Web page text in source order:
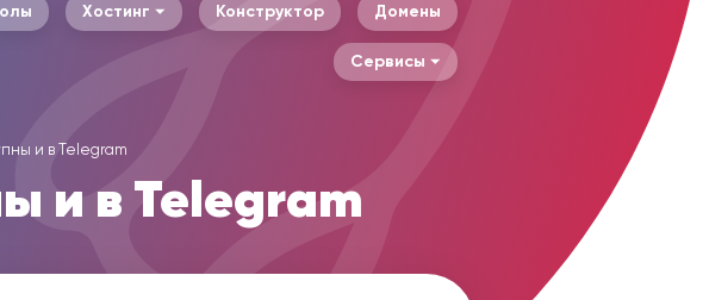
Хостинг Конструктор Домены
Сервисы
и в Telegram
и в Telegram